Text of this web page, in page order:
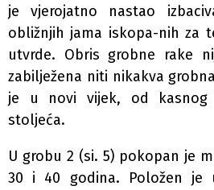
je vjerojatno nastao
obližnjih jama iskopa-nih za
utvrde. Obris grobne rake
zabilježena niti nikakva
je u novi vijek, od kasnog
stoljeća.
U grobu 2 (si. 5) pokopan je
30 i 40 godina. Položen je